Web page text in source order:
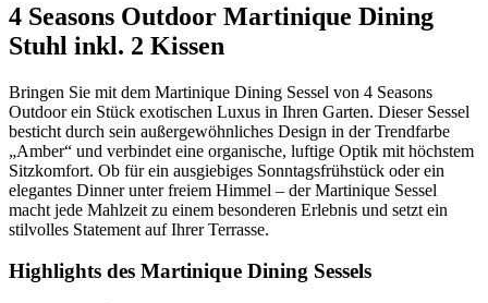
4 Seasons Outdoor Martinique Dining
Stuhl inkl. 2 Kissen
Bringen Sie mit dem Martinique Dining Sessel von 4 Seasons
Outdoor ein Stück exotischen Luxus in Ihren Garten. Dieser Sessel
besticht durch sein außergewöhnliches Design in der Trendfarbe
„Amber“ und verbindet eine organische, luftige Optik mit höchstem
Sitzkomfort. Ob für ein ausgiebiges Sonntagsfrühstück oder ein
elegantes Dinner unter freiem Himmel – der Martinique Sessel
macht jede Mahlzeit zu einem besonderen Erlebnis und setzt ein
stilvolles Statement auf Ihrer Terrasse.
Highlights des Martinique Dining Sessels